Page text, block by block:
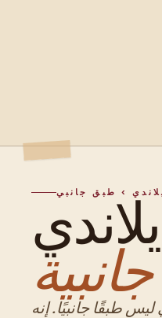
ليس طبقًا جانبيًا. إنه